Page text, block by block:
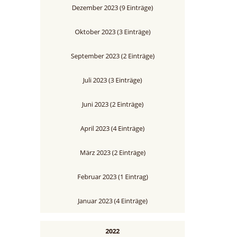
Dezember 2023 (9 Einträge)
Oktober 2023 (3 Einträge)
September 2023 (2 Einträge)
Juli 2023 (3 Einträge)
Juni 2023 (2 Einträge)
April 2023 (4 Einträge)
März 2023 (2 Einträge)
Februar 2023 (1 Eintrag)
Januar 2023 (4 Einträge)
2022